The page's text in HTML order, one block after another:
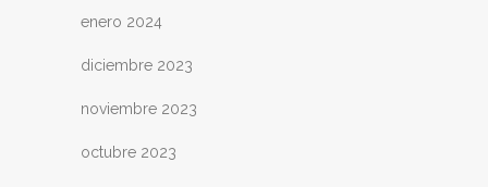
enero 2024
diciembre 2023
noviembre 2023
octubre 2023